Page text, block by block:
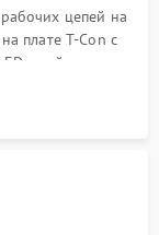
цепей на
плате T-Con с
драйвера и